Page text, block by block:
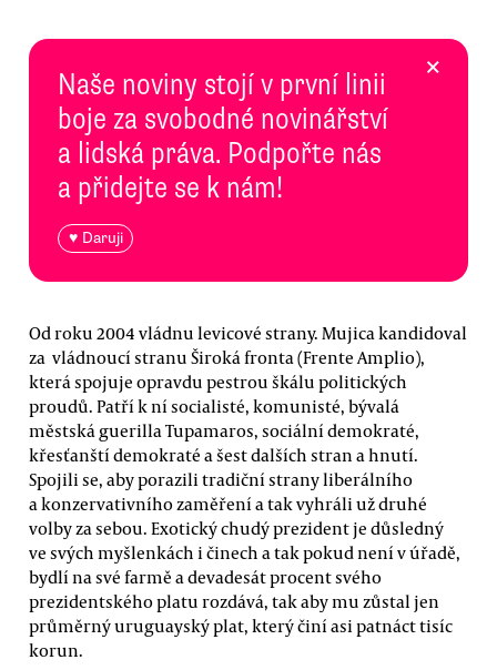
Naše noviny stojí v první linii
boje za svobodné novinářství
a lidská práva. Podpořte nás
a přidejte se k nám!
♥ Daruji
×
Od roku 2004 vládnu levicové strany. Mujica kandidoval
za vládnoucí stranu Široká fronta (Frente Amplio),
která spojuje opravdu pestrou škálu politických
proudů. Patří k ní socialisté, komunisté, bývalá
městská guerilla Tupamaros, sociální demokraté,
křesťanští demokraté a šest dalších stran a hnutí.
Spojili se, aby porazili tradiční strany liberálního
a konzervativního zaměření a tak vyhráli už druhé
volby za sebou. Exotický chudý prezident je důsledný
ve svých myšlenkách i činech a tak pokud není v úřadě,
bydlí na své farmě a devadesát procent svého
prezidentského platu rozdává, tak aby mu zůstal jen
průměrný uruguayský plat, který činí asi patnáct tisíc
korun.